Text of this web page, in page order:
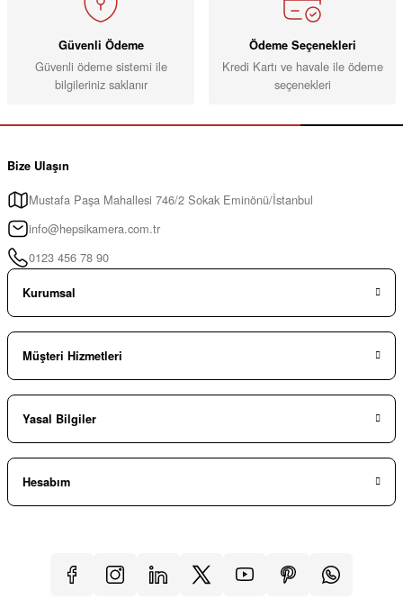
Güvenli Ödeme
Güvenli ödeme sistemi ile
bilgileriniz saklanır
Ödeme Seçenekleri
Kredi Kartı ve havale ile ödeme
seçenekleri
Bize Ulaşın
Mustafa Paşa Mahallesi 746/2 Sokak Eminönü/İstanbul
info@hepsikamera.com.tr
0123 456 78 90
Kurumsal
Müşteri Hizmetleri
Yasal Bilgiler
Hesabım